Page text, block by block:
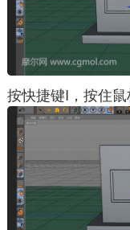
按快捷键I，按住